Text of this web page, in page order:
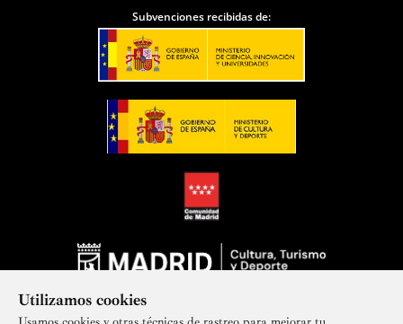
Utilizamos cookies
Subvenciones recibidas de: